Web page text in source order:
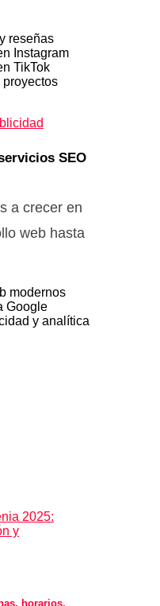
reseñas
Instagram
TikTok
proyectos
SEO
a crecer en
web hasta
modernos
Google
y analítica
horarios,